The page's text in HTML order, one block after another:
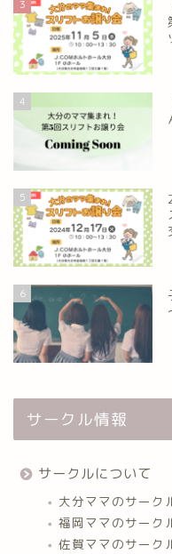
3
4
5
6
サークル情報
サークルについて
大分ママのサーク
福岡ママのサーク
佐賀ママのサーク